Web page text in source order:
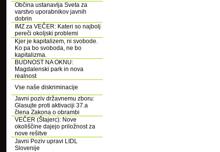
Občina ustanavlja Sveta za
varstvo uporabnikov javnih
dobrin
IMZ za VEČER: Kateri so najbolj
pereči okoljski problemi
Kjer je kapitalizem, ni svobode.
Ko pa bo svoboda, ne bo
kapitalizma.
BUDNOST NA OKNU:
Magdalenski park in nova
realnost
Vse naše diskriminacije
Javni poziv državnemu zboru:
Glasujte proti aktivaciji 37.a
člena Zakona o obrambi
VEČER (Štajerc): Nove
okoliščine dajejo priložnost za
nove rešitve
Javni Poziv upravi LIDL
Slovenije